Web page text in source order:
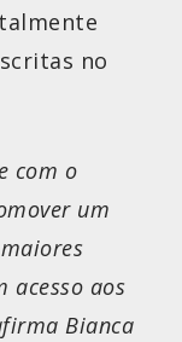
no
com o
um
acesso aos
Bianca